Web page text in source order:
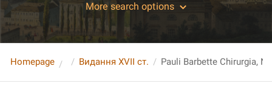
More search options
Homepage Видання XVII ст.